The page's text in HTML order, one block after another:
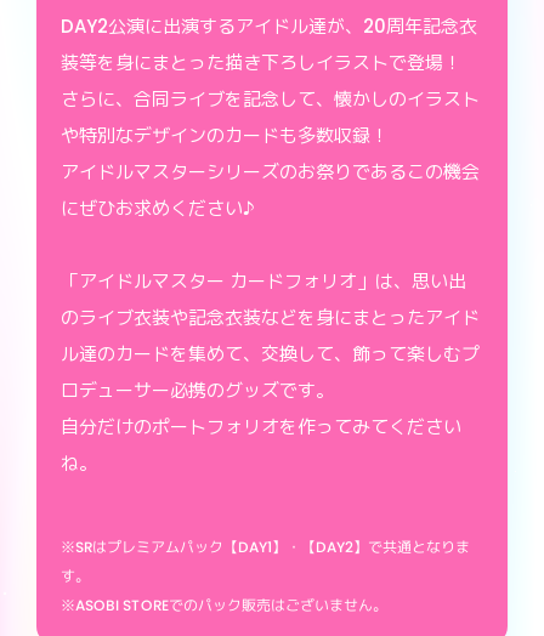
DAY2公演に出演するアイドル達が、20周年記念衣
装等を身にまとった描き下ろしイラストで登場！
さらに、合同ライブを記念して、懐かしのイラスト
や特別なデザインのカードも多数収録！
アイドルマスターシリーズのお祭りであるこの機会
にぜひお求めください♪
「アイドルマスター カードフォリオ」は、思い出
のライブ衣装や記念衣装などを身にまとったアイド
ル達のカードを集めて、交換して、飾って楽しむプ
ロデューサー必携のグッズです。
自分だけのポートフォリオを作ってみてください
ね。
※SRはプレミアムパック【DAY1】・【DAY2】で共通となりま
す。
※ASOBI STOREでのパック販売はございません。